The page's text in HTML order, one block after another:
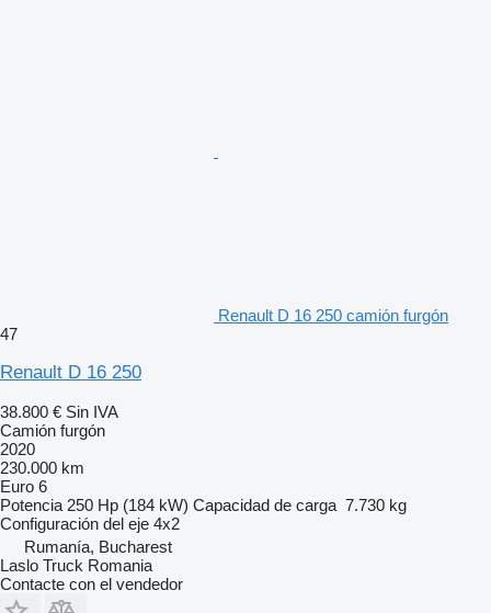
Renault D 16 250 camión furgón
47
Renault D 16 250
38.800 € Sin IVA
Camión furgón
2020
230.000 km
Euro 6
Potencia 250 Hp (184 kW) Capacidad de carga 7.730 kg
Configuración del eje 4x2
Rumanía, Bucharest
Laslo Truck Romania
Contacte con el vendedor